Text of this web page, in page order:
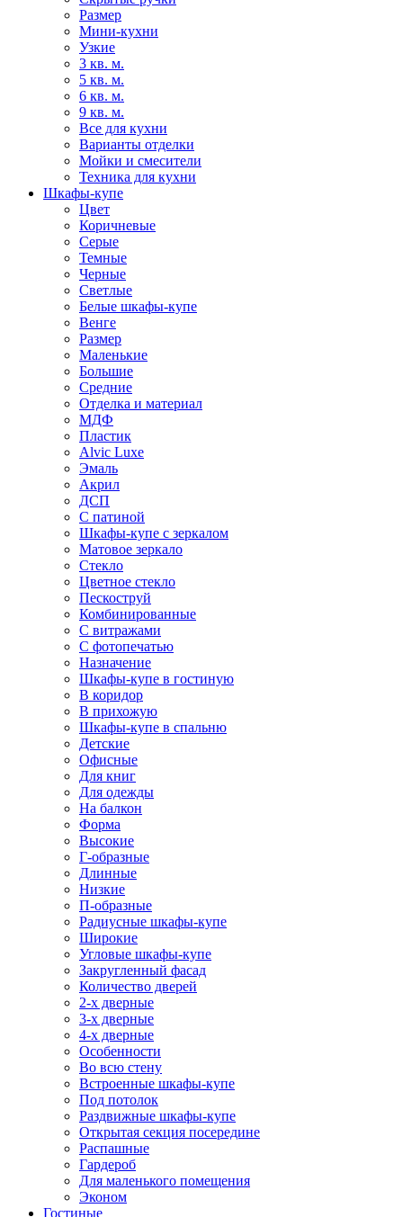
Размер
Мини-кухни
Узкие
3 кв. м.
5 кв. м.
6 кв. м.
9 кв. м.
Все для кухни
Варианты отделки
Мойки и смесители
Техника для кухни
Шкафы-купе
Цвет
Коричневые
Серые
Темные
Черные
Светлые
Белые шкафы-купе
Венге
Размер
Маленькие
Большие
Средние
Отделка и материал
МДФ
Пластик
Alvic Luxe
Эмаль
Акрил
ДСП
С патиной
Шкафы-купе с зеркалом
Матовое зеркало
Стекло
Цветное стекло
Пескоструй
Комбинированные
С витражами
С фотопечатью
Назначение
Шкафы-купе в гостиную
В коридор
В прихожую
Шкафы-купе в спальню
Детские
Офисные
Для книг
Для одежды
На балкон
Форма
Высокие
Г-образные
Длинные
Низкие
П-образные
Радиусные шкафы-купе
Широкие
Угловые шкафы-купе
Закругленный фасад
Количество дверей
2-х дверные
3-х дверные
4-х дверные
Особенности
Во всю стену
Встроенные шкафы-купе
Под потолок
Раздвижные шкафы-купе
Открытая секция посередине
Распашные
Гардероб
Для маленького помещения
Эконом
Гостиные